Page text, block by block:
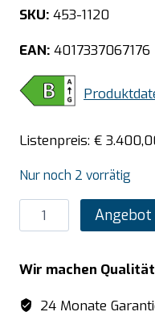
SKU: 453-1120
EAN: 4017337067176
Listenpreis: €
Nur noch 2 vorrätig
SARO
Kühlschrank
3
Glastüren,
Wir machen
24 Monate